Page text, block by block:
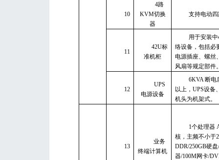
10
4路
KVM切换
器
支持电动
11
42U标
准机柜
用于安装
络设备，包括必
电源插座、螺丝
风扇等规定部件
12
UPS
电源设备
6KVA 断电
以上，UPS设备
机头为机架式。
13
业务
终端计算机
1个处理器
核，主频不小于
DDR/250GB硬
器/100M网卡/